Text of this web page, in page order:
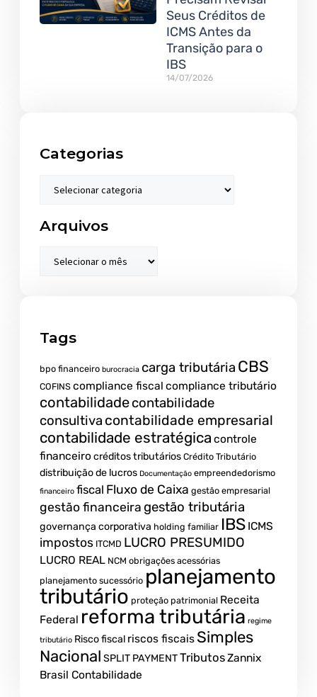
Seus Créditos de
ICMS Antes da
Transição para o
IBS
14/07/2026
Categorias
Arquivos
Tags
bpo financeiro burocracia carga tributária CBS
COFINS compliance fiscal compliance tributário
contabilidadecontabilidade
consultiva contabilidade empresarial
contabilidade estratégica controle
financeirocréditos tributários Crédito Tributário
distribuição de lucros Documentação empreendedorismo
financeiro fiscal Fluxo de Caixa gestão empresarial
gestão financeira gestão tributária
governança corporativa holding familiar IBS ICMS
impostos ITCMD LUCRO PRESUMIDO
LUCRO REAL NCM obrigações acessórias
planejamento sucessório planejamento
tributário proteção patrimonial Receita
Federal reforma tributária regime
tributário Risco fiscal riscos fiscais Simples
Nacional SPLIT PAYMENTTributosZannix
Brasil Contabilidade